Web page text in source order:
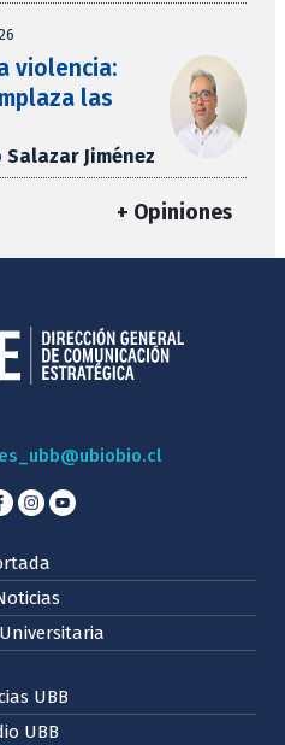
violencia:
las
Jiménez
+ Opiniones
UBB
UBB